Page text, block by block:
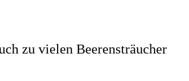
zu vielen Beerensträucher